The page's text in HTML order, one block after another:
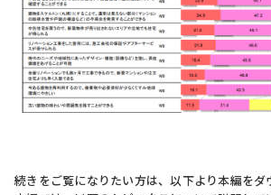
続きをご覧になりたい方は、以下より本編をダ